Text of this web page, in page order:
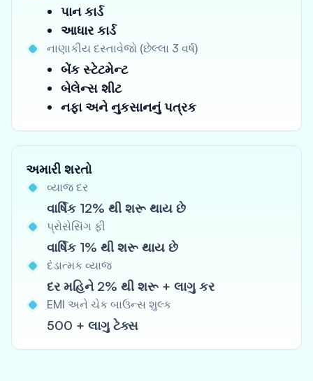
પાન કાર્ડ
આધાર કાર્ડ
નાણાકીય દસ્તાવેજો (છેલ્લા 3 વર્ષ)
બેંક સ્ટેટમેન્ટ
બેલેન્સ શીટ
નફા અને નુકસાનનું પત્રક
અમારી શરતો
વ્યાજ દર
વાર્ષિક 12% થી શરૂ થાય છે
પ્રોસેસિંગ ફી
વાર્ષિક 1% થી શરૂ થાય છે
દંડાત્મક વ્યાજ
દર મહિને 2% થી શરૂ + લાગુ કર
EMI અને ચેક બાઉન્સ શુલ્ક
500 + લાગુ ટેક્સ